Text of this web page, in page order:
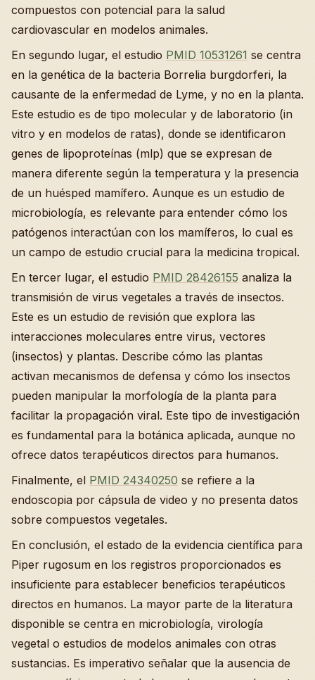
compuestos con potencial para la salud
cardiovascular en modelos animales.
En segundo lugar, el estudio PMID 10531261 se centra
en la genética de la bacteria Borrelia burgdorferi, la
causante de la enfermedad de Lyme, y no en la planta.
Este estudio es de tipo molecular y de laboratorio (in
vitro y en modelos de ratas), donde se identificaron
genes de lipoproteínas (mlp) que se expresan de
manera diferente según la temperatura y la presencia
de un huésped mamífero. Aunque es un estudio de
microbiología, es relevante para entender cómo los
patógenos interactúan con los mamíferos, lo cual es
un campo de estudio crucial para la medicina tropical.
En tercer lugar, el estudio PMID 28426155 analiza la
transmisión de virus vegetales a través de insectos.
Este es un estudio de revisión que explora las
interacciones moleculares entre virus, vectores
(insectos) y plantas. Describe cómo las plantas
activan mecanismos de defensa y cómo los insectos
pueden manipular la morfología de la planta para
facilitar la propagación viral. Este tipo de investigación
es fundamental para la botánica aplicada, aunque no
ofrece datos terapéuticos directos para humanos.
Finalmente, el PMID 24340250 se refiere a la
endoscopia por cápsula de video y no presenta datos
sobre compuestos vegetales.
En conclusión, el estado de la evidencia científica para
Piper rugosum en los registros proporcionados es
insuficiente para establecer beneficios terapéuticos
directos en humanos. La mayor parte de la literatura
disponible se centra en microbiología, virología
vegetal o estudios de modelos animales con otras
sustancias. Es imperativo señalar que la ausencia de